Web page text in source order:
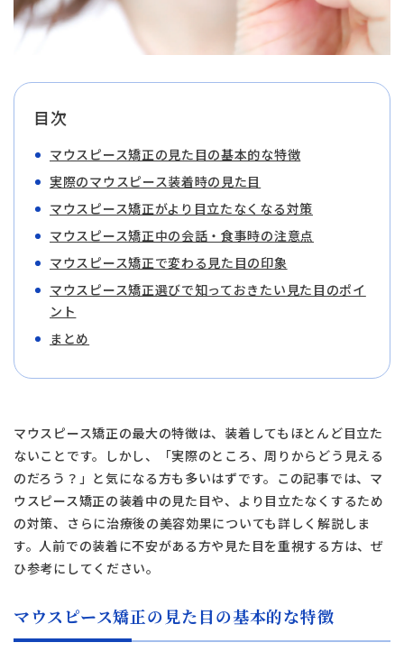
目次
マウスピース矯正の見た目の基本的な特徴
実際のマウスピース装着時の見た目
マウスピース矯正がより目立たなくなる対策
マウスピース矯正中の会話・食事時の注意点
マウスピース矯正で変わる見た目の印象
マウスピース矯正選びで知っておきたい見た目のポイ
ント
まとめ
マウスピース矯正の最大の特徴は、装着してもほとんど目立た
ないことです。しかし、「実際のところ、周りからどう見える
のだろう？」と気になる方も多いはずです。この記事では、マ
ウスピース矯正の装着中の見た目や、より目立たなくするため
の対策、さらに治療後の美容効果についても詳しく解説しま
す。人前での装着に不安がある方や見た目を重視する方は、ぜ
ひ参考にしてください。
マウスピース矯正の見た目の基本的な特徴